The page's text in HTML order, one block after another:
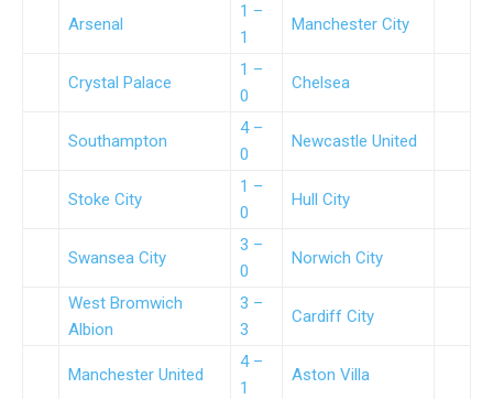
Arsenal
1 –
1
Manchester City
Crystal Palace
1 –
0
Chelsea
Southampton
4 –
0
Newcastle United
Stoke City
1 –
0
Hull City
Swansea City
3 –
0
Norwich City
West Bromwich
Albion
3 –
3
Cardiff City
Manchester United
4 –
1
Aston Villa